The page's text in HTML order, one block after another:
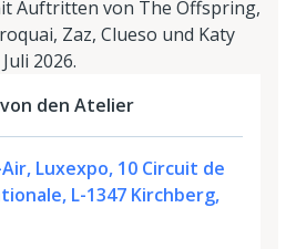
Auftritten von The Offspring,
Zaz, Clueso und Katy
2026.
den Atelier
Luxexpo, 10 Circuit de
L-1347 Kirchberg,